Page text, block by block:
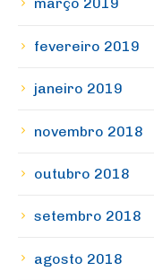
março 2019
fevereiro 2019
janeiro 2019
novembro 2018
outubro 2018
setembro 2018
agosto 2018